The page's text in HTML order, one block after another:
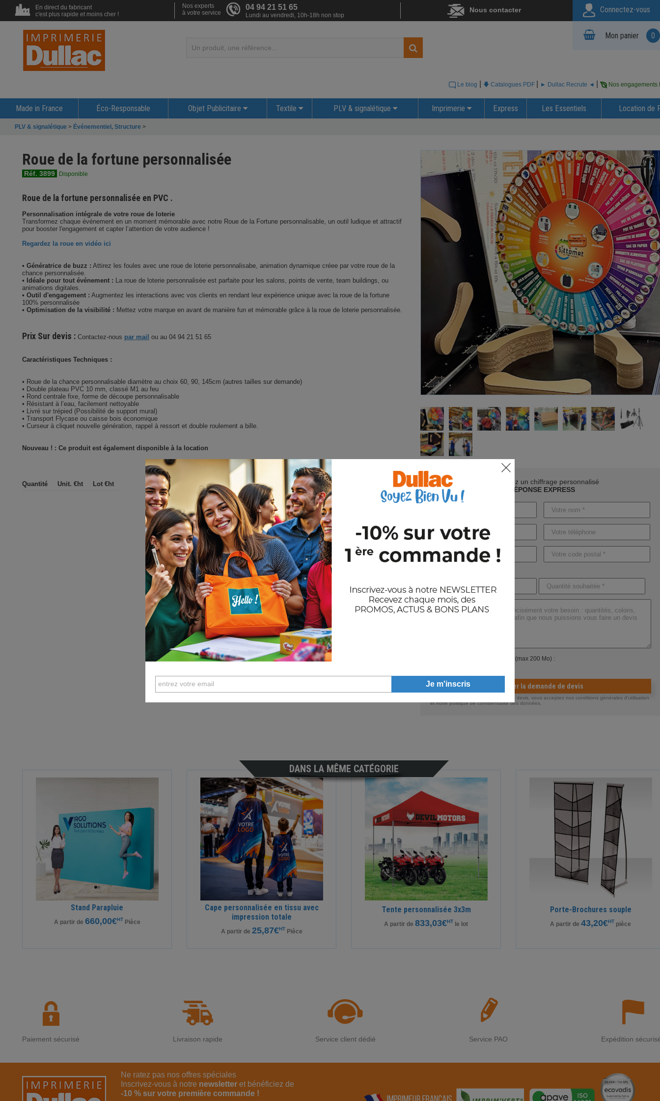
En direct du fabricant
c'est plus rapide et moins cher !
Nos experts
à votre service
04 94 21 51 65
Lundi au vendredi, 10h-18h non stop
Nous contacter Connectez-vous
Mon panier 0
Le blog 🡇 Catalogues PDF ► Dullac Recrute ◄ Nos engagements
Made in France Éco-Responsable Objet Publicitaire Textile PLV & signalétique Imprimerie Express Les Essentiels Location de
PLV & signalétique > Événementiel, Structure >
Roue de la fortune personnalisée
Réf. 3899 Disponible
Roue de la fortune personnalisée en PVC .
Personnalisation intégrale de votre roue de loterie
Transformez chaque événement en un moment mémorable avec notre Roue de la Fortune personnalisable, un outil ludique et attractif
pour booster l'engagement et capter l’attention de votre audience !
Regardez la roue en vidéo ici
• Génératrice de buzz : Attirez les foules avec une roue de loterie personnalisabe, animation dynamique créee par votre roue de la
chance personnalisée.
• Idéale pour tout événement : La roue de loterie personnalisée est parfaite pour les salons, points de vente, team buildings, ou
animations digitales.
• Outil d'engagement : Augmentez les interactions avec vos clients en rendant leur expérience unique avec la roue de la fortune
100% personnalisée
• Optimisation de la visibilité : Mettez votre marque en avant de manière fun et mémorable grâce à la roue de loterie personnalisée.
Prix Sur devis : Contactez-nous par mail ou au 04 94 21 51 65
Caractéristiques Techniques :
• Roue de la chance personnalisable diamètre au choix 60, 90, 145cm (autres tailles sur demande)
• Double plateau PVC 10 mm, classé M1 au feu
• Rond centrale fixe, forme de découpe personnalisable
• Résistant à l’eau, facilement nettoyable
• Livré sur trépied (Possibilité de support mural)
• Transport Flycase ou caisse bois économique
• Curseur à cliquet nouvelle génération, rappel à ressort et double roulement a bille.
Nouveau ! : Ce produit est également disponible à la location
Quantité Unit. €ht Lot €ht
+
Demandez un chiffrage personnalisé
RÉPONSE EXPRESS
Joindre un ou plusieurs fichiers (max 200 Mo) :
Valider la demande de devis
En nous envoyant votre demande de devis, vous acceptez nos conditions générales d'utilisation
et notre politique de confidentialité des données.
DANS LA MÊME CATÉGORIE
Stand Parapluie
A partir de 660,00€HT Pièce
Cape personnalisée en tissu avec
impression totale
A partir de 25,87€HT Pièce
Tente personnalisée 3x3m
A partir de 833,03€HT le lot
Porte-Brochures souple
A partir de 43,20€HT pièce
Paiement sécurisé Livraison rapide Service client dédié Service PAO Expédition
Ne ratez pas nos offres spéciales
Inscrivez-vous à notre newsletter et bénéficiez de
-10 % sur votre première commande !